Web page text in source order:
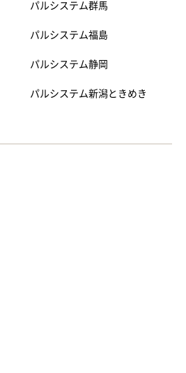
パルシステム群馬
パルシステム福島
パルシステム静岡
パルシステム新潟ときめき